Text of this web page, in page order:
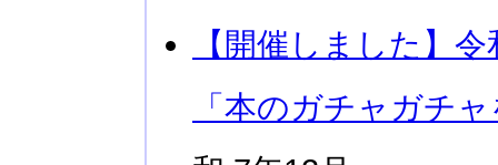
【開催しました】
「本のガチャガチ